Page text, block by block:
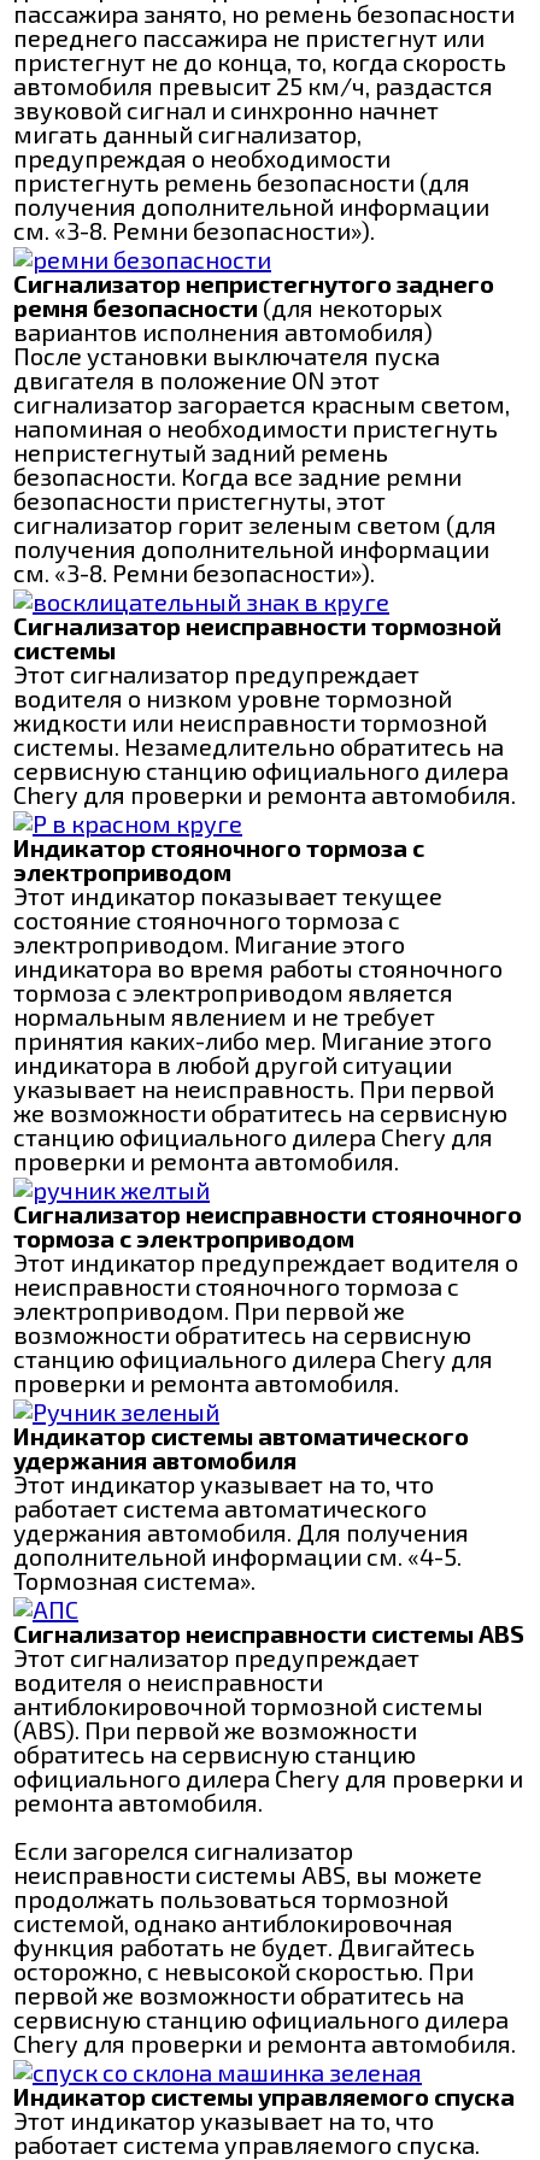
пассажира занято, но ремень безопасности
переднего пассажира не пристегнут или
пристегнут не до конца, то, когда скорость
автомобиля превысит 25 км/ч, раздастся
звуковой сигнал и синхронно начнет
мигать данный сигнализатор,
предупреждая о необходимости
пристегнуть ремень безопасности (для
получения дополнительной информации
см. «3-8. Ремни безопасности»).
Сигнализатор непристегнутого заднего
ремня безопасности (для некоторых
вариантов исполнения автомобиля)
После установки выключателя пуска
двигателя в положение ON этот
сигнализатор загорается красным светом,
напоминая о необходимости пристегнуть
непристегнутый задний ремень
безопасности. Когда все задние ремни
безопасности пристегнуты, этот
сигнализатор горит зеленым светом (для
получения дополнительной информации
см. «3-8. Ремни безопасности»).
Сигнализатор неисправности тормозной
системы
Этот сигнализатор предупреждает
водителя о низком уровне тормозной
жидкости или неисправности тормозной
системы. Незамедлительно обратитесь на
сервисную станцию официального дилера
Chery для проверки и ремонта автомобиля.
Индикатор стояночного тормоза с
электроприводом
Этот индикатор показывает текущее
состояние стояночного тормоза с
электроприводом. Мигание этого
индикатора во время работы стояночного
тормоза с электроприводом является
нормальным явлением и не требует
принятия каких-либо мер. Мигание этого
индикатора в любой другой ситуации
указывает на неисправность. При первой
же возможности обратитесь на сервисную
станцию официального дилера Chery для
проверки и ремонта автомобиля.
Сигнализатор неисправности стояночного
тормоза с электроприводом
Этот индикатор предупреждает водителя о
неисправности стояночного тормоза с
электроприводом. При первой же
возможности обратитесь на сервисную
станцию официального дилера Chery для
проверки и ремонта автомобиля.
Индикатор системы автоматического
удержания автомобиля
Этот индикатор указывает на то, что
работает система автоматического
удержания автомобиля. Для получения
дополнительной информации см. «4-5.
Тормозная система».
Сигнализатор неисправности системы ABS
Этот сигнализатор предупреждает
водителя о неисправности
антиблокировочной тормозной системы
(ABS). При первой же возможности
обратитесь на сервисную станцию
официального дилера Chery для проверки и
ремонта автомобиля.
Если загорелся сигнализатор
неисправности системы ABS, вы можете
продолжать пользоваться тормозной
системой, однако антиблокировочная
функция работать не будет. Двигайтесь
осторожно, с невысокой скоростью. При
первой же возможности обратитесь на
сервисную станцию официального дилера
Chery для проверки и ремонта автомобиля.
Индикатор системы управляемого спуска
Этот индикатор указывает на то, что
работает система управляемого спуска.